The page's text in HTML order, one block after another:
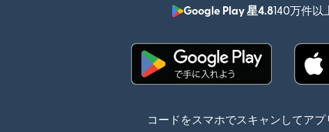
Google Play 星4.8140万件以
コードをスマホでスキャンしてアプ